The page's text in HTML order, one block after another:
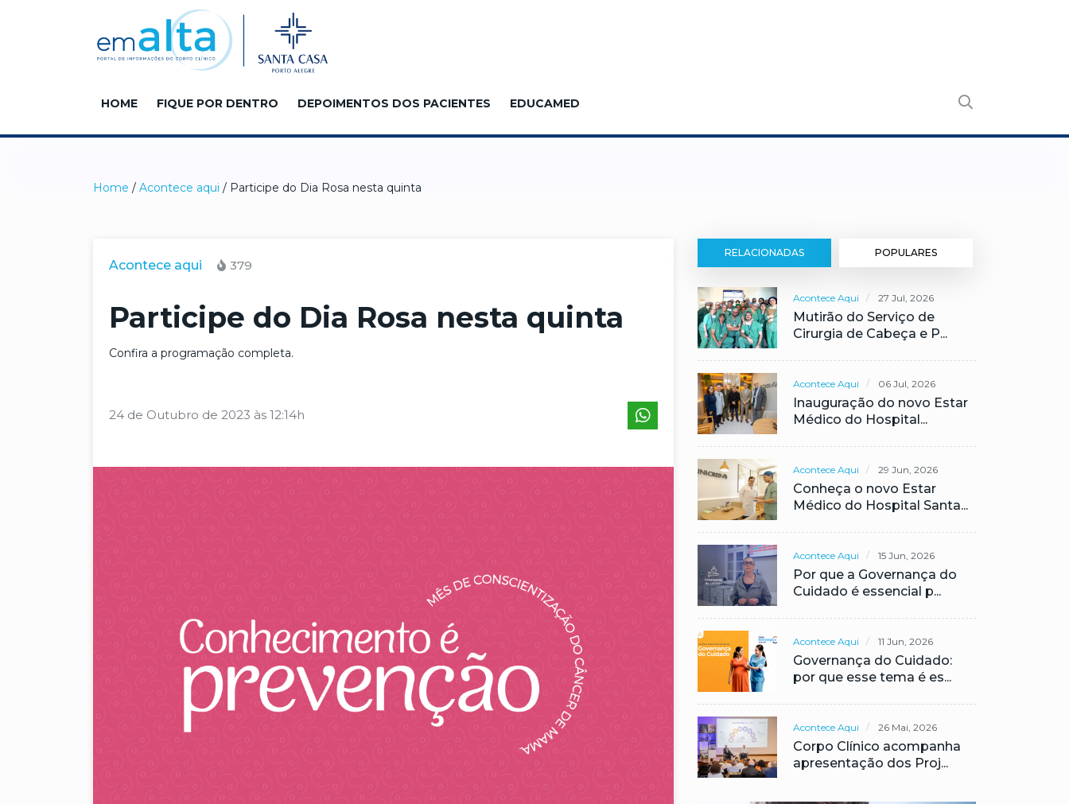
HOME FIQUE POR DENTRO DEPOIMENTOS DOS PACIENTES EDUCAMED
Home / Acontece aqui / Participe do Dia Rosa nesta quinta
Acontece aqui 379
Participe do Dia Rosa nesta quinta
Confira a programação completa.
24 de Outubro de 2023 às 12:14h
RELACIONADAS POPULARES
Acontece Aqui 27 Jul, 2026
Mutirão do Serviço de
Cirurgia de Cabeça e P...
Acontece Aqui 06 Jul, 2026
Inauguração do novo Estar
Médico do Hospital...
Acontece Aqui 29 Jun, 2026
Conheça o novo Estar
Médico do Hospital Santa...
Acontece Aqui 15 Jun, 2026
Por que a Governança do
Cuidado é essencial p...
Acontece Aqui 11 Jun, 2026
Governança do Cuidado:
por que esse tema é es...
Acontece Aqui 26 Mai, 2026
Corpo Clínico acompanha
apresentação dos Proj...